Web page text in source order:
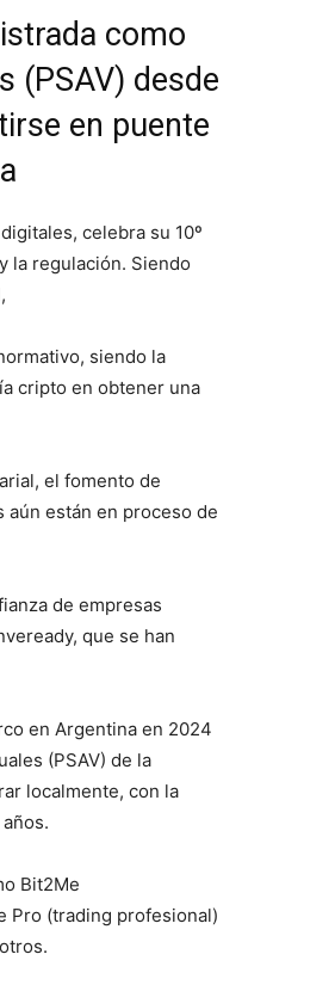
como
(PSAV) desde
en puente
celebra su 10º
la regulación. Siendo
siendo la
cripto en obtener una
el fomento de
están en proceso de
de empresas
que se han
en Argentina en 2024
(PSAV) de la
localmente, con la
Bit2Me
Pro (trading profesional)